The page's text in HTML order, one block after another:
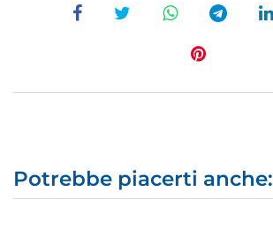
Potrebbe piacerti anche: